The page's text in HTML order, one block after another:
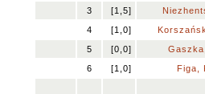
3
[1,5]
4
[1,0]
5
[0,0]
6
[1,0] Figa,